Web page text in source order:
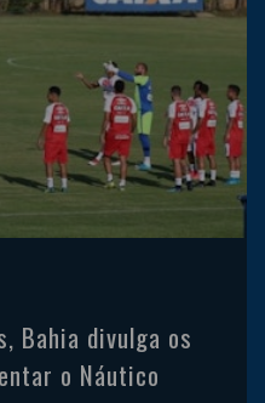
Bahia divulga os
o Náutico